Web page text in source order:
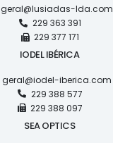
geral@lusiadas-lda.com
229 363 391
229 377 171
IODEL IBÉRICA
geral@iodel-iberica.com
229 388 577
229 388 097
SEA OPTICS